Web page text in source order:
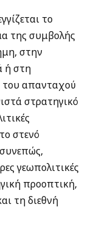
το
της συμβολής
στην
ή στη
του απανταχού
στρατηγικό
στενό
γεωπολιτικές
προοπτική,
τη διεθνή